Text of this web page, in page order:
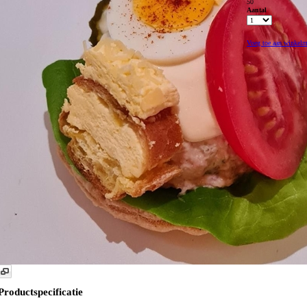
Aantal
Voeg toe aan